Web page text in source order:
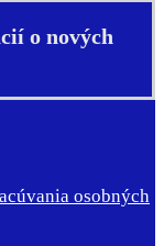
o nových
osobných